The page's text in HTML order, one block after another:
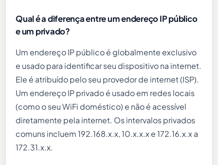
Qual é a diferença entre um endereço IP público
e um privado?
Um endereço IP público é globalmente exclusivo
e usado para identificar seu dispositivo na internet.
Ele é atribuído pelo seu provedor de internet (ISP).
Um endereço IP privado é usado em redes locais
(como o seu WiFi doméstico) e não é acessível
diretamente pela internet. Os intervalos privados
comuns incluem 192.168.x.x, 10.x.x.x e 172.16.x.x a
172.31.x.x.